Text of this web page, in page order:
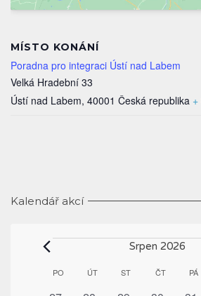
MÍSTO KONÁNÍ
Poradna pro integraci Ústí nad Labem
Velká Hradební 33
Ústí nad Labem, 40001 Česká republika
Kalendář akcí
Akce Srpen 2026
Kalendář
PO PONDĚLÍ
ÚTÚTERÝST STŘEDAČTČTVRTEK
PÁ